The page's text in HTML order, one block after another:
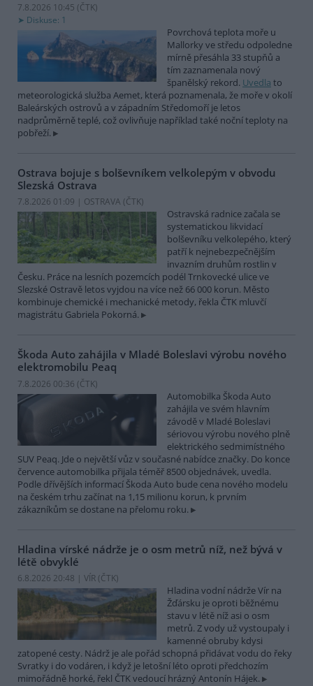
7.8.2026 10:45 (ČTK)
Diskuse: 1
Povrchová teplota moře u
Mallorky ve středu odpoledne
mírně přesáhla 33 stupňů a
tím zaznamenala nový
španělský rekord. Uvedla to
meteorologická služba Aemet, která poznamenala, že moře v okolí
Baleárských ostrovů a v západním Středomoří je letos
nadprůměrně teplé, což ovlivňuje například také noční teploty na
pobřeží.
Ostrava bojuje s bolševníkem velkolepým v obvodu
Slezská Ostrava
7.8.2026 01:09 | OSTRAVA (ČTK)
Ostravská radnice začala se
systematickou likvidací
bolševníku velkolepého, který
patří k nejnebezpečnějším
invazním druhům rostlin v
Česku. Práce na lesních pozemcích podél Trnkovecké ulice ve
Slezské Ostravě letos vyjdou na více než 66 000 korun. Město
kombinuje chemické i mechanické metody, řekla ČTK mluvčí
magistrátu Gabriela Pokorná.
Škoda Auto zahájila v Mladé Boleslavi výrobu nového
elektromobilu Peaq
7.8.2026 00:36 (ČTK)
Automobilka Škoda Auto
zahájila ve svém hlavním
závodě v Mladé Boleslavi
sériovou výrobu nového plně
elektrického sedmimístného
SUV Peaq. Jde o největší vůz v současné nabídce značky. Do konce
července automobilka přijala téměř 8500 objednávek, uvedla.
Podle dřívějších informací Škoda Auto bude cena nového modelu
na českém trhu začínat na 1,15 milionu korun, k prvním
zákazníkům se dostane na přelomu roku.
Hladina vírské nádrže je o osm metrů níž, než bývá v
létě obvyklé
6.8.2026 20:48 | VÍR (ČTK)
Hladina vodní nádrže Vír na
Žďársku je oproti běžnému
stavu v létě níž asi o osm
metrů. Z vody už vystoupaly i
kamenné obruby kdysi
zatopené cesty. Nádrž je ale pořád schopná přidávat vodu do řeky
Svratky i do vodáren, i když je letošní léto oproti předchozím
mimořádně horké, řekl ČTK vedoucí hrázný Antonín Hájek.